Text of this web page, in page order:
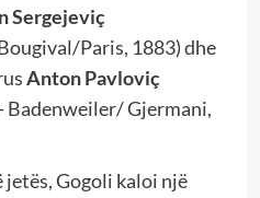
Sergejeviç
Paris, 1883)dhe
Anton Pavloviç
Badenweiler/ Gjermani,
jetës, Gogoli kaloi një